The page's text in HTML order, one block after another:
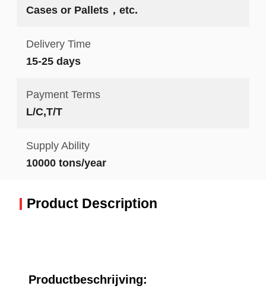
Cases or Pallets，etc.
Delivery Time
15-25 days
Payment Terms
L/C,T/T
Supply Ability
10000 tons/year
Product Description
Productbeschrijving: